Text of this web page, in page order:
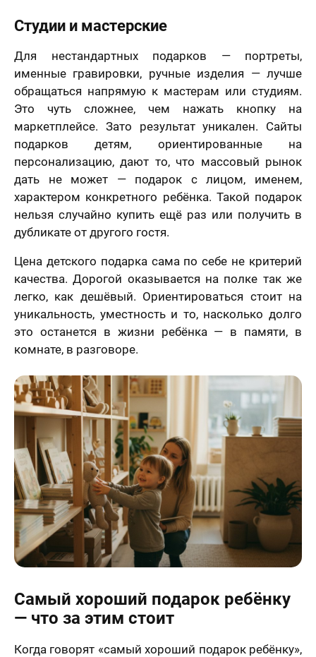
Студии и мастерские
Для нестандартных подарков — портреты,
именные гравировки, ручные изделия — лучше
обращаться напрямую к мастерам или студиям.
Это чуть сложнее, чем нажать кнопку на
маркетплейсе. Зато результат уникален. Сайты
подарков детям, ориентированные на
персонализацию, дают то, что массовый рынок
дать не может — подарок с лицом, именем,
характером конкретного ребёнка. Такой подарок
нельзя случайно купить ещё раз или получить в
дубликате от другого гостя.
Цена детского подарка сама по себе не критерий
качества. Дорогой оказывается на полке так же
легко, как дешёвый. Ориентироваться стоит на
уникальность, уместность и то, насколько долго
это останется в жизни ребёнка — в памяти, в
комнате, в разговоре.
Самый хороший подарок ребёнку
— что за этим стоит
Когда говорят «самый хороший подарок ребёнку»,